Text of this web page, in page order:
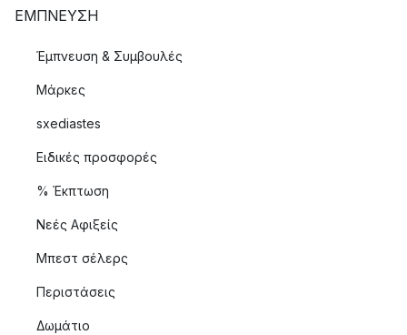
ΈΜΠΝΕΥΣΗ
Έμπνευση & Συμβουλές
Μάρκες
sxediastes
Ειδικές προσφορές
% Έκπτωση
Νεές Αφιξείς
Μπεστ σέλερς
Περιστάσεις
Δωμάτιο